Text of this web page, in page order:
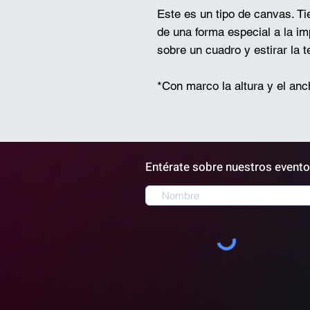
Este es un tipo de canvas.
de una forma especial a la
sobre un cuadro y estirar la
*Con marco la altura y el
Entérate sobre nuestros